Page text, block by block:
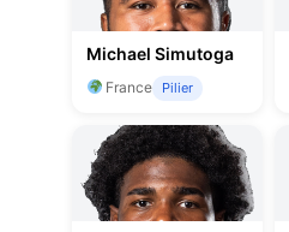
Michael Simutoga
France Pilier